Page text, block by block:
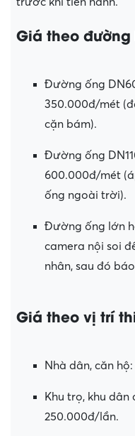
Giá theo
Đường ống
350.000đ/mét
cặn bám).
Đường ống
600.000đ/mét
ống ngoài trời).
Đường ống lớn
camera nội soi
nhân, sau đó
Giá theo vị trí
Nhà dân, căn
Khu trọ, khu
250.000đ/lần.